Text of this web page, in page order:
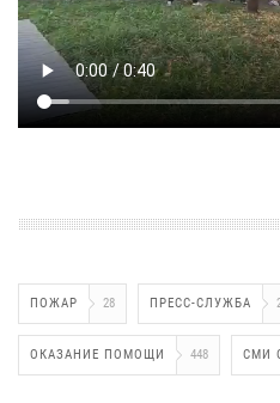
ПОЖАР 28 ПРЕСС-СЛУЖБА
ОКАЗАНИЕ ПОМОЩИ 448 СМИ